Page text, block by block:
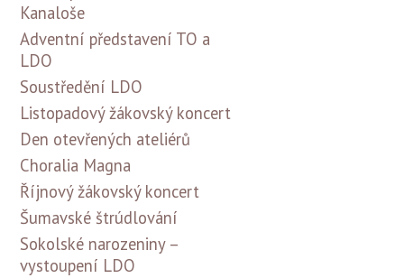
Kanaloše
Adventní představení TO a
LDO
Soustředění LDO
Listopadový žákovský koncert
Den otevřených ateliérů
Choralia Magna
Říjnový žákovský koncert
Šumavské štrúdlování
Sokolské narozeniny –
vystoupení LDO